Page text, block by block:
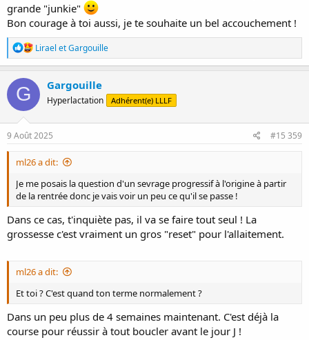
grande "junkie"
Bon courage à toi aussi, je te souhaite un bel accouchement !
R
é
a
c
n
s
Lirael etGargouille
G Gargouille
Hyperlactation Adhérent(e) LLLF
9 Août 2025 #15 359
ml26 a dit:
Je me posais la question d'un sevrage progressif à l'origine à partir
de la rentrée donc je vais voir un peu ce qu'il se passe !
Dans ce cas, t'inquiète pas, il va se faire tout seul ! La
grossesse c'est vraiment un gros "reset" pour l'allaitement.
ml26 a dit:
Et toi ? C'est quand ton terme normalement ?
Dans un peu plus de 4 semaines maintenant. C'est déjà la
course pour réussir à tout boucler avant le jour J !